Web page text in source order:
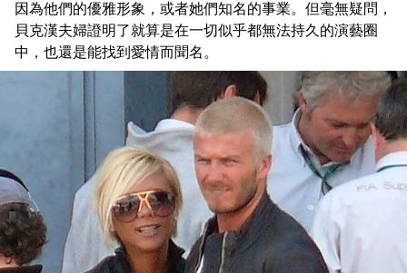
因為他們的優雅形象，或者她們知名的事業。但毫無疑問，
貝克漢夫婦證明了就算是在一切似乎都無法持久的演藝圈
中，也還是能找到愛情而聞名。